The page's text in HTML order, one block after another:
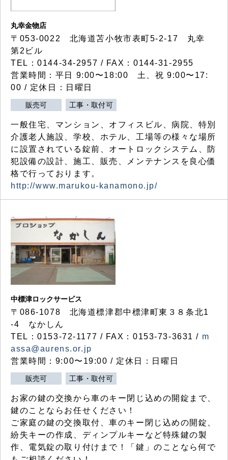
丸幸金物店
〒053-0022 北海道苫小牧市表町5-2-17 丸幸
第2ビル
TEL：0144-34-2957 / FAX：0144-31-2955
営業時間：平日 9:00〜18:00 土、祝 9:00〜17:
00 / 定休日：日曜日
販売可 工事・取付可
一般住宅、マンション、オフィスビル、病院、特別
介護老人施設、学校、ホテル、工場等の様々な場所
に設置されている錠前、オートロックシステム、防
犯設備の設計、施工、販売、メンテナンスを良心価
格で行っております。
http://www.marukou-kanamono.jp/
中標津ロックサービス
〒086-1078 北海道標津郡中標津町東３８条北1
-4 なかしん
TEL：0153-72-1177 / FAX：0153-73-3631 / m
assa@aurens.or.jp
営業時間：9:00〜19:00 / 定休日：日曜日
販売可 工事・取付可
お家の鍵の交換から車のキー閉じ込めの開錠まで、
鍵のことならお任せください！
ご家庭の鍵の交換取付、車のキー閉じ込めの開錠、
紛失キーの作成、ディンプルキーなど特殊鍵の製
作、電気錠の取り付けまで！「鍵」のことなら何で